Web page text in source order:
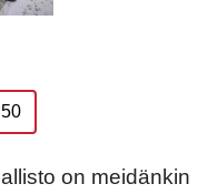
50
on meidänkin